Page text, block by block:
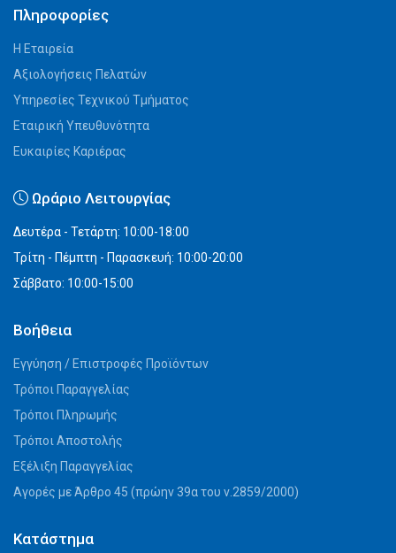
Πληροφορίες
Η Εταιρεία
Αξιολογήσεις Πελατών
Υπηρεσίες Τεχνικού Τμήματος
Εταιρική Υπευθυνότητα
Ευκαιρίες Καριέρας
Ωράριο Λειτουργίας
Δευτέρα - Τετάρτη: 10:00-18:00
Τρίτη - Πέμπτη - Παρασκευή: 10:00-20:00
Σάββατο: 10:00-15:00
Βοήθεια
Εγγύηση / Επιστροφές Προϊόντων
Τρόποι Παραγγελίας
Τρόποι Πληρωμής
Τρόποι Αποστολής
Εξέλιξη Παραγγελίας
Αγορές με Άρθρο 45 (πρώην 39α του ν.2859/2000)
Κατάστημα